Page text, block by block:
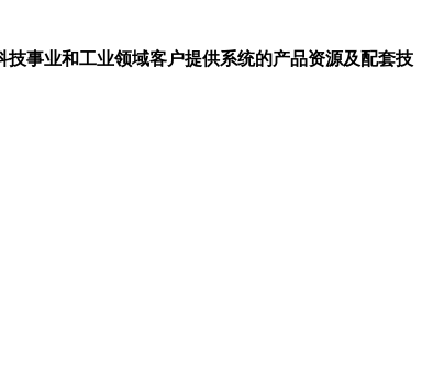
事业和工业领域客户提供系统的产品资源及配套技